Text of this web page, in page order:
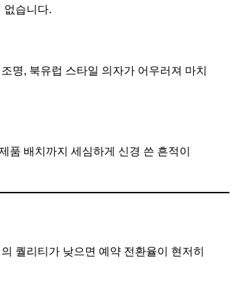
없습니다.
명, 북유럽 스타일 의자가 어우러져 마치
배치까지 세심하게 신경 쓴 흔적이
퀄리티가 낮으면 예약 전환율이 현저히